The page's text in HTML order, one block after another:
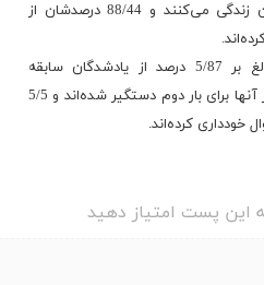
درصد از آنها با یکی از والدینشان زندگی می‌کنند و 88/44 درصدشان از
به لحاظ سابقه دستگیری بالغ بر 5/87 درصد از یادشدگان سابقه
دستگیری نداشته اند، 5/7 درصد از آنها برای بار دوم دستگیر شده‌اند و 5/5
خودداری کرده‌اند.
این پست امتیاز دهید